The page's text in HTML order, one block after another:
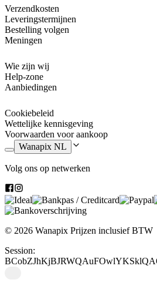
leveranciers, waaronder arbeidsnormen,
bedrijfsintegriteit en milieuprestatienormen
Verzendkosten
Leveringstermijnen
Bestelling volgen
Meningen
Wie zijn wij
Help-zone
Aanbiedingen
Cookiebeleid
Wettelijke kennisgeving
Voorwaarden voor aankoop
Wanapix NL
Volg ons op netwerken
© 2026 Wanapix Prijzen inclusief BTW
Session: